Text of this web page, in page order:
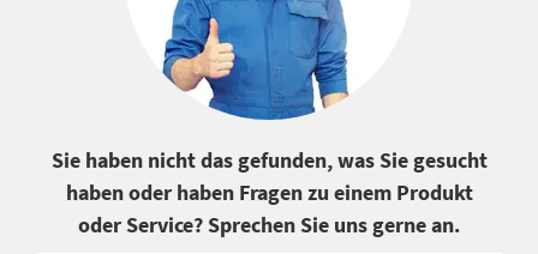
Sie haben nicht das gefunden, was Sie gesucht
haben oder haben Fragen zu einem Produkt
oder Service? Sprechen Sie uns gerne an.